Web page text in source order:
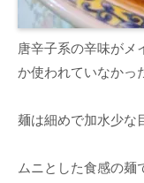
唐辛子系の辛味がメ
か使われていなかっ
麺は細めで加水少な
ムニとした食感の麺